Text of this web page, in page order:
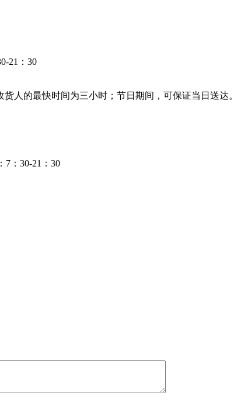
21：30
人的最快时间为三小时；节日期间，可保证当日送达。
：30-21：30